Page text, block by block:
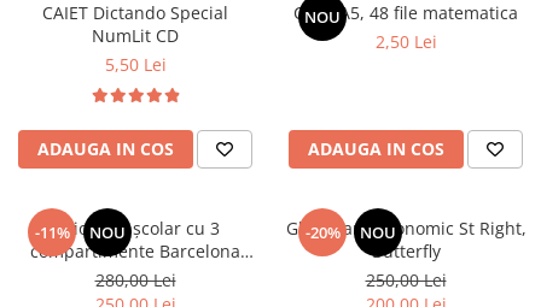
CAIET Dictando Special
NumLit CD
5,50 Lei
ADAUGA IN COS
NOU
Caiet A5, 48 file matematica
2,50 Lei
ADAUGA IN COS
-11% NOU
Ghiozdan școlar cu 3
compartimente Barcelona
AB340 Astrabag albastru/rosu
280,00 Lei
-20% NOU
Ghiozdan ergonomic St Right,
Butterfly
250,00 Lei